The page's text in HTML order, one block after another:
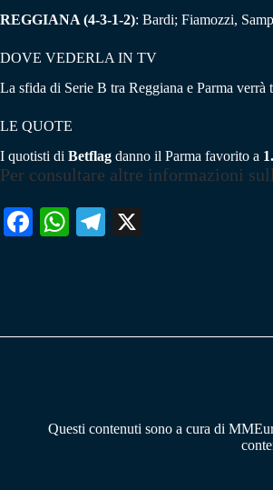
REGGIANA (4-3-1-2): Bardi; Fiamozzi,
DOVE VEDERLA IN TV
La sfida di Serie B tra Reggiana e Parma verrà
LE QUOTE
I quotisti di Betflag danno il Parma favorito a
Per consultare altre informazioni
Fa W
pp
Te
m
Questi contenuti sono a cura di